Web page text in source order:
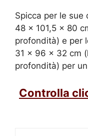
Spicca per le sue
48 x 101,5 x 80
profondità) e per
31 x 96 x 32 cm
profondità) per
Controlla